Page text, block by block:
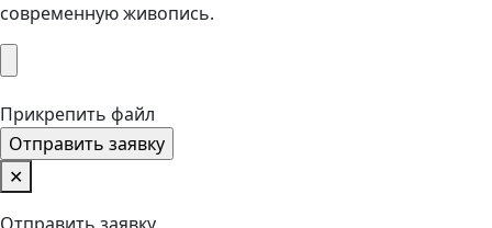
современную живопись.
Прикрепить файл
✕